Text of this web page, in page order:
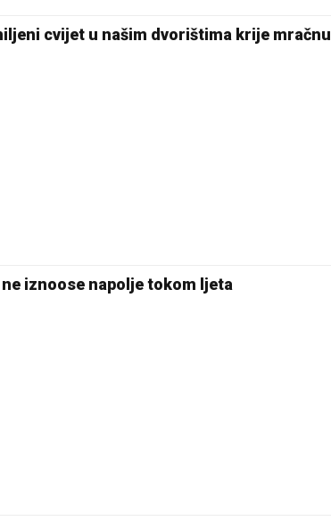
cvijet u našim dvorištima krije mračnu
iznoose napolje tokom ljeta